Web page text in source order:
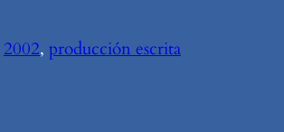
2002, producción escrita